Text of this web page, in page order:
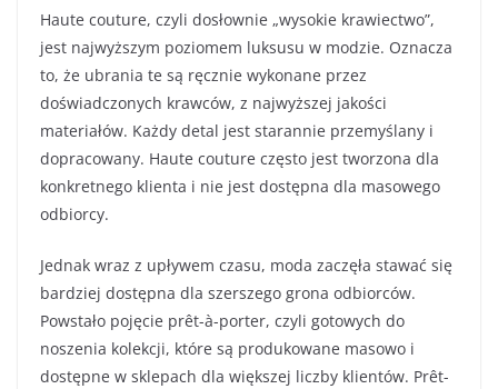
Haute couture, czyli dosłownie „wysokie krawiectwo”,
jest najwyższym poziomem luksusu w modzie. Oznacza
to, że ubrania te są ręcznie wykonane przez
doświadczonych krawców, z najwyższej jakości
materiałów. Każdy detal jest starannie przemyślany i
dopracowany. Haute couture często jest tworzona dla
konkretnego klienta i nie jest dostępna dla masowego
odbiorcy.
Jednak wraz z upływem czasu, moda zaczęła stawać się
bardziej dostępna dla szerszego grona odbiorców.
Powstało pojęcie prêt-à-porter, czyli gotowych do
noszenia kolekcji, które są produkowane masowo i
dostępne w sklepach dla większej liczby klientów. Prêt-